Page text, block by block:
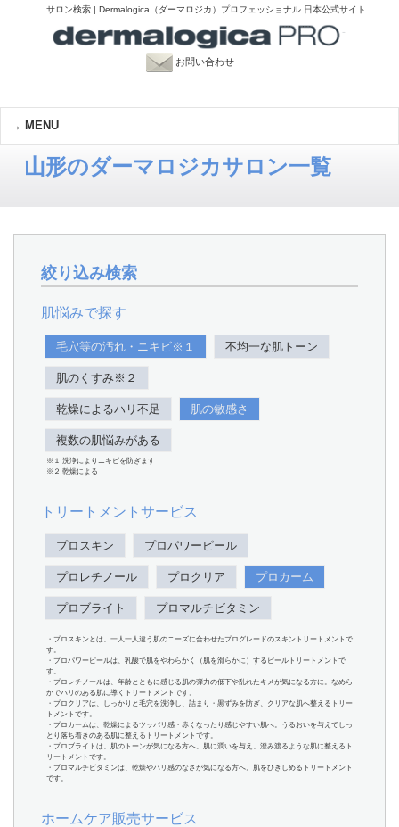
サロン検索 | Dermalogica（ダーマロジカ）プロフェッショナル 日本公式サイト
お問い合わせ
MENU
山形のダーマロジカサロン一覧
絞り込み検索
肌悩みで探す
毛穴等の汚れ・ニキビ※１ 不均一な肌トーン
肌のくすみ※２
乾燥によるハリ不足 肌の敏感さ
複数の肌悩みがある
※１ 洗浄によりニキビを防ぎます
※２ 乾燥による
トリートメントサービス
プロスキン プロパワーピール
プロレチノール プロクリア プロカーム
プロブライト プロマルチビタミン
・プロスキンとは、一人一人違う肌のニーズに合わせたプログレードのスキントリートメントで
す。
・プロパワーピールは、乳酸で肌をやわらかく（肌を滑らかに）するピールトリートメントで
す。
・プロレチノールは、年齢とともに感じる肌の弾力の低下や乱れたキメが気になる方に。なめら
かでハリのある肌に導くトリートメントです。
・プロクリアは、しっかりと毛穴を洗浄し、詰まり・黒ずみを防ぎ、クリアな肌へ整えるトリー
トメントです。
・プロカームは、乾燥によるツッパリ感・赤くなったり感じやすい肌へ。うるおいを与えてしっ
とり落ち着きのある肌に整えるトリートメントです。
・プロブライトは、肌のトーンが気になる方へ。肌に潤いを与え、澄み渡るような肌に整えるト
リートメントです。
・プロマルチビタミンは、乾燥やハリ感のなさが気になる方へ。肌をひきしめるトリートメント
です。
ホームケア販売サービス